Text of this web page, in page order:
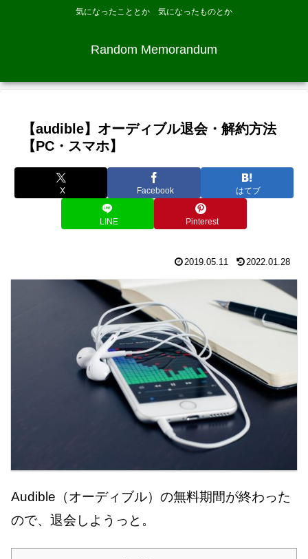
気になったこととか 気になったものとか
Random Memorandum
【audible】オーディブル退会・解約方法
【PC・スマホ】
X Facebook はてブ
LINE Pinterest
2019.05.11 2022.01.28
Audible（オーディブル）の無料期間が終わった
ので、退会しようっと。